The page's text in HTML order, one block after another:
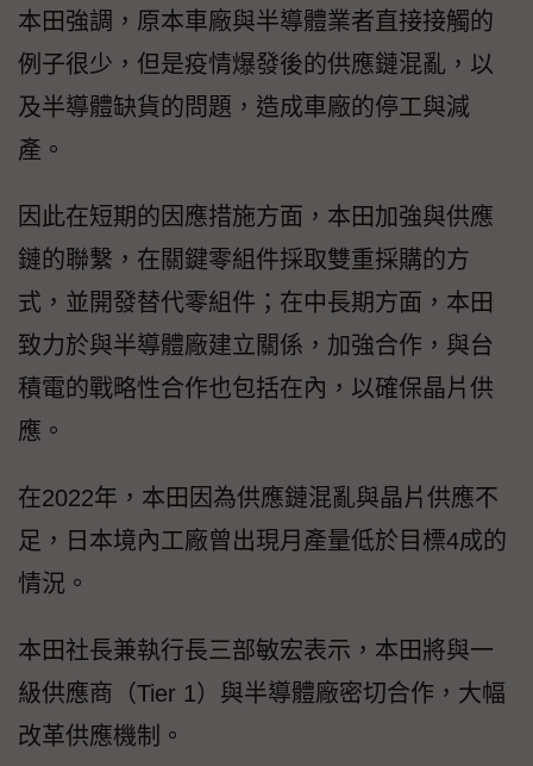
本田強調，原本車廠與半導體業者直接接觸的
例子很少，但是疫情爆發後的供應鏈混亂，以
及半導體缺貨的問題，造成車廠的停工與減
產。
因此在短期的因應措施方面，本田加強與供應
鏈的聯繫，在關鍵零組件採取雙重採購的方
式，並開發替代零組件；在中長期方面，本田
致力於與半導體廠建立關係，加強合作，與台
積電的戰略性合作也包括在內，以確保晶片供
應。
在2022年，本田因為供應鏈混亂與晶片供應不
足，日本境內工廠曾出現月產量低於目標4成的
情況。
本田社長兼執行長三部敏宏表示，本田將與一
級供應商（Tier 1）與半導體廠密切合作，大幅
改革供應機制。